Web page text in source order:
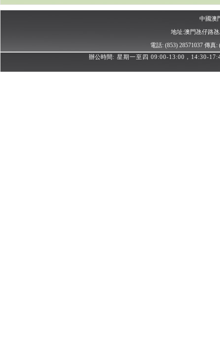
中國澳
地址:澳門氹仔路
電話: (853) 28571037 傳真:
辦公時間: 星期一至四 09:00-13:00，14:30-